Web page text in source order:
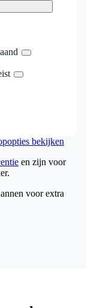
bekijken
en zijn voor
voor extra